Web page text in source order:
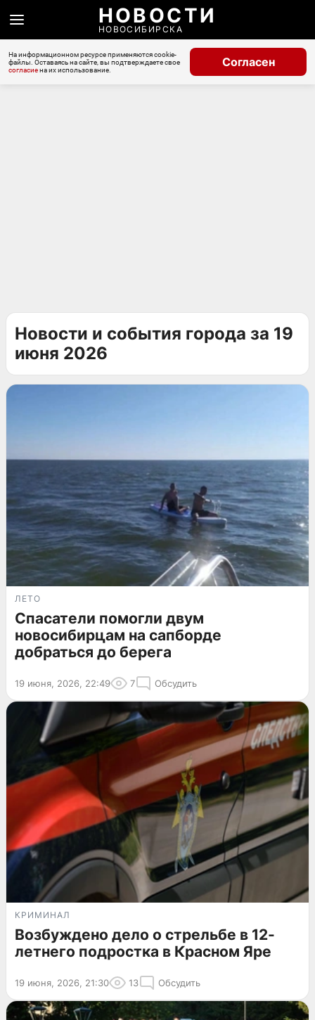
НОВОСТИ
НОВОСИБИРСКА
На информационном ресурсе применяются cookie-
файлы. Оставаясь на сайте, вы подтверждаете свое
согласиена их использование.
Согласен
Новости и события города за 19
июня 2026
ЛЕТО
Спасатели помогли двум
новосибирцам на сапборде
добраться до берега
19 июня, 2026, 22:49 7 Обсудить
КРИМИНАЛ
Возбуждено дело о стрельбе в 12-
летнего подростка в Красном Яре
19 июня, 2026, 21:30 13 Обсудить